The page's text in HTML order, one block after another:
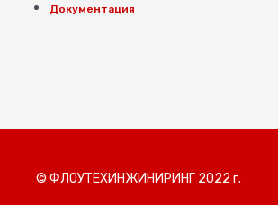
Документация
© ФЛОУТЕХИНЖИНИРИНГ 2022 г.